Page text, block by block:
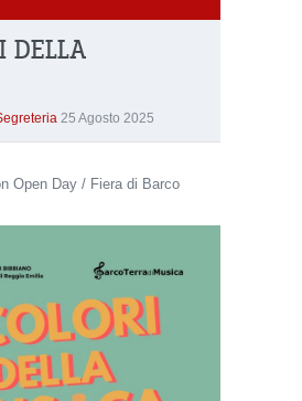
DELLA
25 Agosto 2025
Open Day / Fiera di Barco